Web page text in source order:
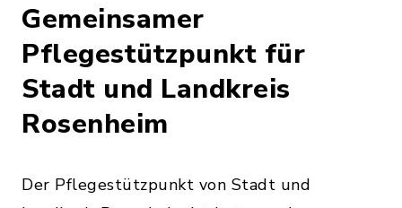
Gemeinsamer
Pflegestützpunkt für
Stadt und Landkreis
Rosenheim
Der Pflegestützpunkt von Stadt und